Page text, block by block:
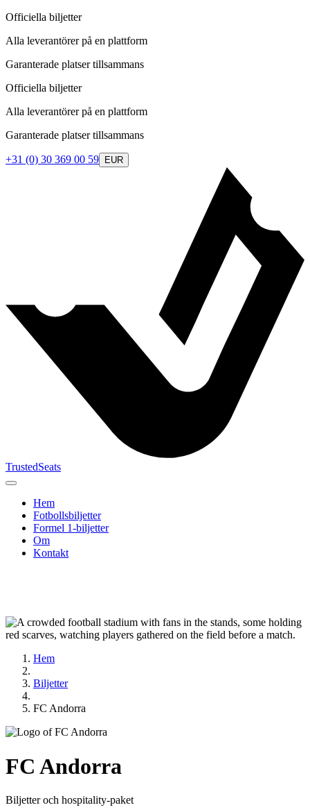
Officiella biljetter
Alla leverantörer på en plattform
Garanterade platser tillsammans
Officiella biljetter
Alla leverantörer på en plattform
Garanterade platser tillsammans
+31 (0) 30 369 00 59 EUR
TrustedSeats
Hem
Fotbollsbiljetter
Formel 1‑biljetter
Om
Kontakt
Hem
Biljetter
FC Andorra
FC Andorra
Biljetter och hospitality‑paket